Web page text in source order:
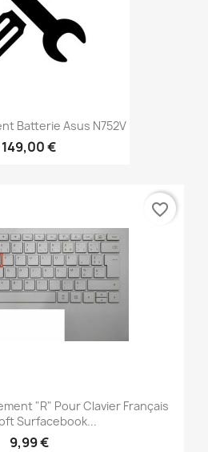
Batterie Asus N752V
149,00 €
"R" Pour Clavier Français
Surfacebook...
9,99 €
favorite_border